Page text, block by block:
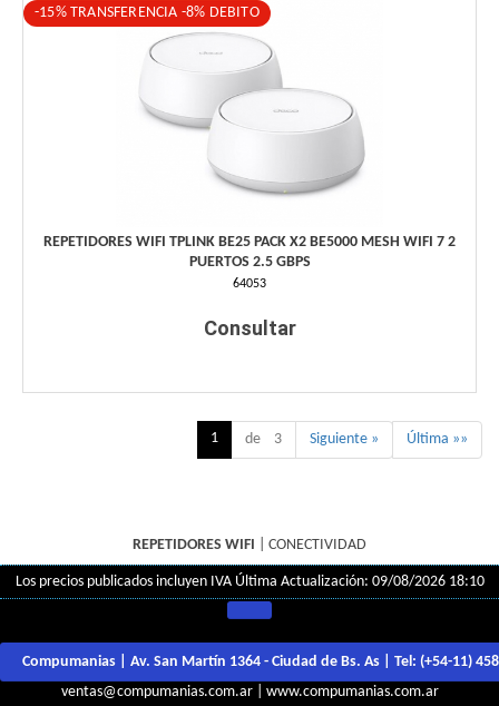
-15% TRANSFERENCIA -8% DEBITO
REPETIDORES WIFI TPLINK BE25 PACK X2 BE5000 MESH WIFI 7 2
PUERTOS 2.5 GBPS
64053
Consultar
1 de 3 Siguiente » Última »»
REPETIDORES WIFI CONECTIVIDAD
Los precios publicados incluyen IVA Última Actualización: 09/08/2026 18:10
Compumanias | Av. San Martín 1364 - Ciudad de Bs. As | Tel: (+54-11)
ventas@compumanias.com.ar| www.compumanias.com.ar